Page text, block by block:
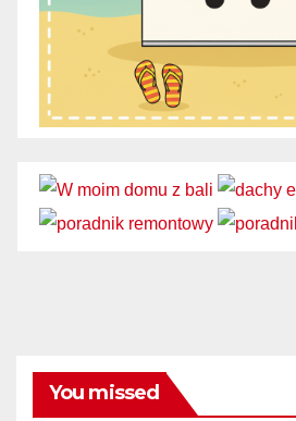
You missed